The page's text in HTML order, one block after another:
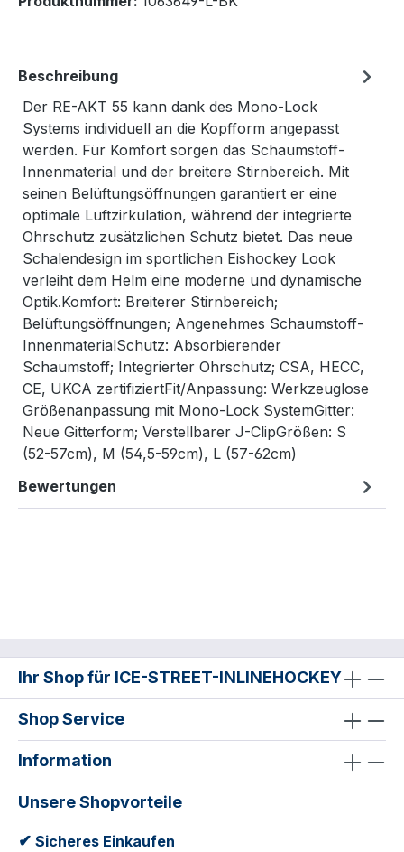
Beschreibung
Der RE-AKT 55 kann dank des Mono-Lock
Systems individuell an die Kopfform angepasst
werden. Für Komfort sorgen das Schaumstoff-
Innenmaterial und der breitere Stirnbereich. Mit
seinen Belüftungsöffnungen garantiert er eine
optimale Luftzirkulation, während der integrierte
Ohrschutz zusätzlichen Schutz bietet. Das neue
Schalendesign im sportlichen Eishockey Look
verleiht dem Helm eine moderne und dynamische
Optik.Komfort: Breiterer Stirnbereich;
Belüftungsöffnungen; Angenehmes Schaumstoff-
InnenmaterialSchutz: Absorbierender
Schaumstoff; Integrierter Ohrschutz; CSA, HECC,
CE, UKCA zertifiziertFit/Anpassung: Werkzeuglose
Größenanpassung mit Mono-Lock SystemGitter:
Neue Gitterform; Verstellbarer J-ClipGrößen: S
(52-57cm), M (54,5-59cm), L (57-62cm)
Bewertungen
Ihr Shop für ICE-STREET-INLINEHOCKEY
Shop Service
Information
Unsere Shopvorteile
✔ Sicheres Einkaufen